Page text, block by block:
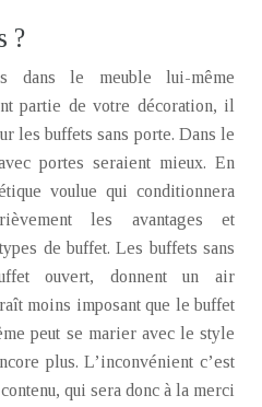
?
dans le meuble lui-même
partie de votre décoration, il
les buffets sans porte. Dans le
portes seraient mieux. En
voulue qui conditionnera
les avantages et
de buffet. Les buffets sans
ouvert, donnent un air
moins imposant que le buffet
peut se marier avec le style
plus. L’inconvénient c’est
qui sera donc à la merci